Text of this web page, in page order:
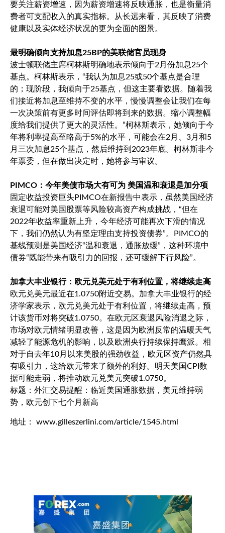
要关注薪资增速，因为薪资增速将反映通胀，也是衡量消
费者可支配收入的真实指标。从长远来看，其反映了消费
健康以及实体经济状况的更为全面的图景。
最明确倾向支持加息25BP的美联储官员现身
波士顿联储主席柯林斯明确地表示倾向于2月份加息25个
基点。柯林斯表示，“我认为加息25或50个基点是合理
的；现阶段，我倾向于25基点，但这主要看数据。随着我
们接近将加息至维持不变的水平，慢慢调整会让我们在每
一次决策前有更多时间评估即将到来的数据。缩小调整幅
度给我们提供了更大的灵活性。”柯林斯表示，她倾向于今
年将利率提高至略高于5%的水平，可能会在2月、3月和5
月三次加息25个基点，然后维持到2023年底。柯林斯非今
年票委，但在做出决定时，她将参与审议。
PIMCO：今年美债市场大有可为 美国温和衰退是加分项
固定收益投资巨头PIMCO在新报告中表示，虽然美国经济
衰退可能对美国股票等风险较高资产构成挑战，“但在
2022年收益率重新上升，今年经济可能再次下滑的情况
下，我们仍然认为有坚定理由支持投资债券”。PIMCO的
基线预测是美国经济“温和衰退，通胀放缓”，这种环境中
债券“既能带来有吸引力的回报，还可缓解下行风险”。
加拿大丰业银行： 欧元兑美元处于有利位置，将继续走高
欧元兑美元最近在1.0750附近交易。加拿大丰业银行的经
济学家表示， 欧元兑美元处于有利位置，将继续走高，预
计该货币对将突破1.0750。在欧元区衰退风险消退之际，
市场对欧元情绪明显改善，这是因为欧洲反常的温暖天气
减轻了能源危机的影响，以及欧洲央行持续保持鹰派。相
对于自去年10月以来美股的强劲收益，欧元区资产仍然具
有吸引力，这给欧元带来了额外的利好。明天美国CPI数
据可能走弱，将推动欧元兑美元突破1.0750。
标题：外汇交易提醒：临近美国通胀数据，美元维持弱
势，欧元创下七个月新高
地址： www.gilleszerlini.com/article/1545.html